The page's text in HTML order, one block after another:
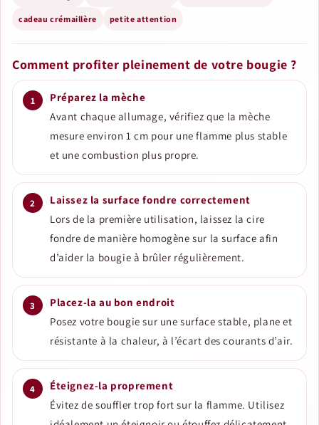
cadeau crémaillère petite attention
Comment profiter pleinement de votre bougie ?
Préparez la mèche
Avant chaque allumage, vérifiez que la mèche
mesure environ 1 cm pour une flamme plus stable
et une combustion plus propre.
Laissez la surface fondre correctement
Lors de la première utilisation, laissez la cire
fondre de manière homogène sur la surface afin
d’aider la bougie à brûler régulièrement.
Placez-la au bon endroit
Posez votre bougie sur une surface stable, plane et
résistante à la chaleur, à l’écart des courants d’air.
Éteignez-la proprement
Évitez de souffler trop fort sur la flamme. Utilisez